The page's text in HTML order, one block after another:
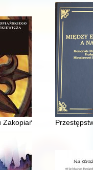
Zakopiańskiego im.